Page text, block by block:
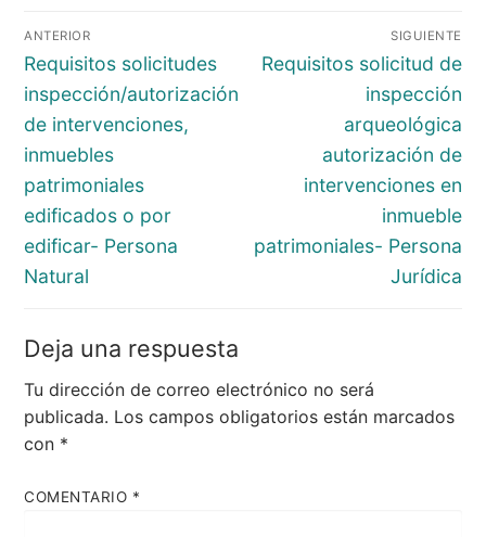
Navegación
de
entradas
ANTERIOR
Entrada
anterior:
Requisitos solicitudes
inspección/autorización
de intervenciones,
inmuebles
patrimoniales
edificados o por
edificar- Persona
Natural
SIGUIENTE
Entrada
Requisitos solicitud de
inspección
arqueológica
autorización de
intervenciones en
inmueble
patrimoniales- Persona
Jurídica
Deja una respuesta
Tu dirección de correo electrónico no será
publicada. Los campos obligatorios están marcados
con *
COMENTARIO *